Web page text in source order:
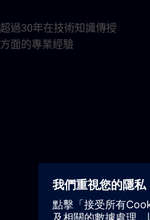
超過30年在技術知識傳授
方面的專業經驗